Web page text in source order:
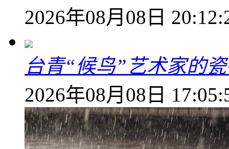
2026年08月08日
台青“候鸟”艺术家的
2026年08月08日